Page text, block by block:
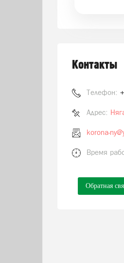
Контакты
Телефон:
Адрес:
korona-
Время
Обратная